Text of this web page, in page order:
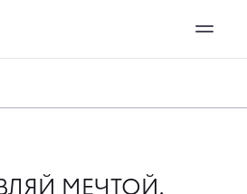
МЕЧТОЙ.